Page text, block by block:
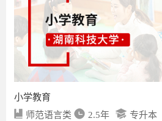
小学教育
师范语言类
2.5年 专升本